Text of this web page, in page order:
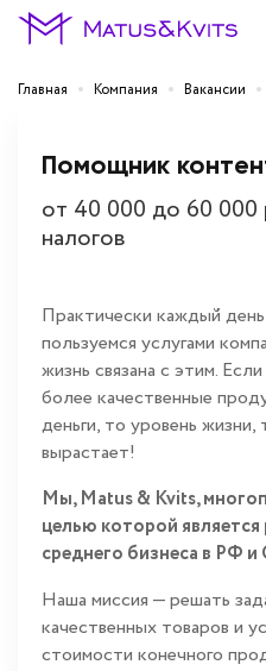
Главная Компания Вакансии
Помощник
от 40 000 до 60 000
налогов
Практически каждый
пользуемся услугами
жизнь связана с этим.
более качественные
деньги, то уровень
вырастает!
Мы, Matus & Kvits,
целью которой является
среднего бизнеса в РФ
Наша миссия — решать
качественных товаров и
стоимости конечного